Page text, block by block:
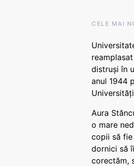
CELE MAI
distruși în
anul 1944
Aura
o mare
copii să fie
dornici să
corectăm,